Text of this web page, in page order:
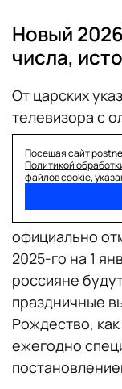
Новый
числа,
От царских
телевизора с
Когда
В России
официально
2025-го на 1
россияне
праздничные
Рождество,
ежегодно
Посещая сайт
Политикой
файлов cookie,